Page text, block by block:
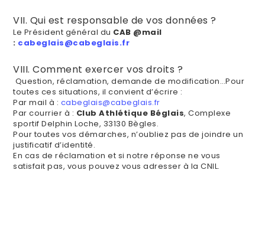
VII. Qui est responsable de vos données ?
Le Président général du CAB @mail
: cabeglais@cabeglais.fr
VIII. Comment exercer vos droits ?
Question, réclamation, demande de modification…Pour
toutes ces situations, il convient d’écrire :
Par mail à : cabeglais@cabeglais.fr
Par courrier à : Club Athlétique Béglais, Complexe
sportif Delphin Loche, 33130 Bègles.
Pour toutes vos démarches, n’oubliez pas de joindre un
justificatif d’identité.
En cas de réclamation et si notre réponse ne vous
satisfait pas, vous pouvez vous adresser à la CNIL.